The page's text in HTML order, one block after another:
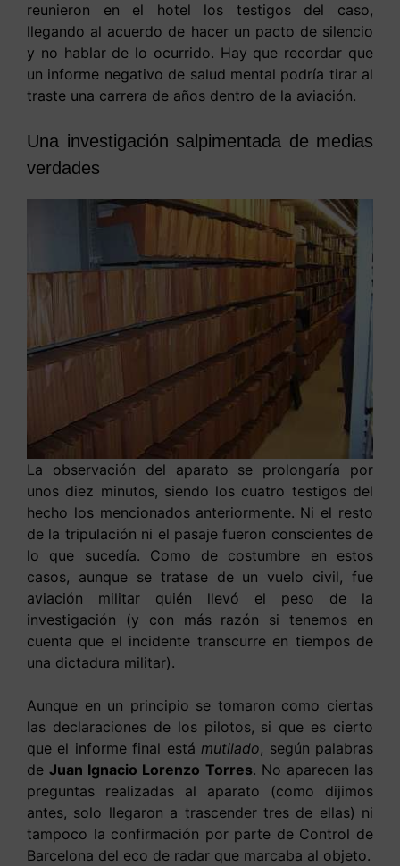
reunieron en el hotel los testigos del caso,
llegando al acuerdo de hacer un pacto de silencio
y no hablar de lo ocurrido. Hay que recordar que
un informe negativo de salud mental podría tirar al
traste una carrera de años dentro de la aviación.
Una investigación salpimentada de medias
verdades
La observación del aparato se prolongaría por
unos diez minutos, siendo los cuatro testigos del
hecho los mencionados anteriormente. Ni el resto
de la tripulación ni el pasaje fueron conscientes de
lo que sucedía. Como de costumbre en estos
casos, aunque se tratase de un vuelo civil, fue
aviación militar quién llevó el peso de la
investigación (y con más razón si tenemos en
cuenta que el incidente transcurre en tiempos de
una dictadura militar).
Aunque en un principio se tomaron como ciertas
las declaraciones de los pilotos, si que es cierto
que el informe final estámutilado, según palabras
deJuan Ignacio Lorenzo Torres. No aparecen las
preguntas realizadas al aparato (como dijimos
antes, solo llegaron a trascender tres de ellas) ni
tampoco la confirmación por parte de Control de
Barcelona del eco de radar que marcaba al objeto.